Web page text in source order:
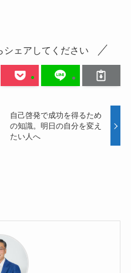
シェアしてください
自己啓発で成功を得るため
の知識。明日の自分を変え
たい人へ